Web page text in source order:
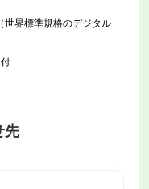
世界標準規格のデジタル
先